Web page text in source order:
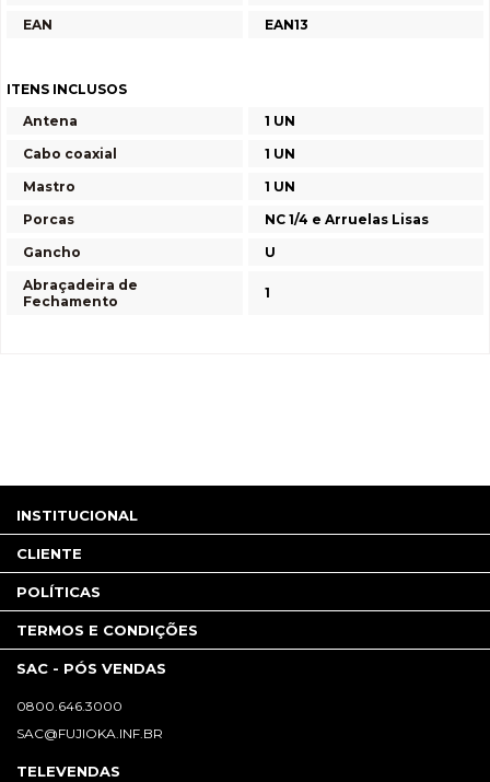
EAN
EAN13
ITENS INCLUSOS
Antena
1 UN
Cabo coaxial
1 UN
Mastro
1 UN
Porcas
NC 1/4 e Arruelas Lisas
Gancho
U
Abraçadeira de
Fechamento
1
INSTITUCIONAL
CLIENTE
POLÍTICAS
TERMOS E CONDIÇÕES
SAC - PÓS VENDAS
0800.646.3000
SAC@FUJIOKA.INF.BR
TELEVENDAS